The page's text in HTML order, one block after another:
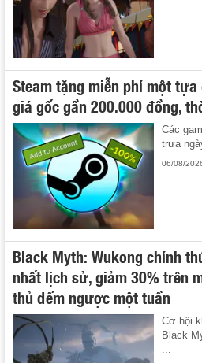
Steam tặng miễn phí một
giá gốc gần 200.000 đồng,
Các
trưa
06/08/
Black Myth: Wukong chính
nhất lịch sử, giảm 30% trên
thủ đếm ngược một tuần
Cơ hội
Black